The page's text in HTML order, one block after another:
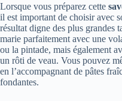
Lorsque vous préparez cette
il est important de choisir avec
résultat digne des plus grandes
marie parfaitement avec une
ou la pintade, mais également
un rôti de veau. Vous pouvez
en l’accompagnant de pâtes
fondantes.